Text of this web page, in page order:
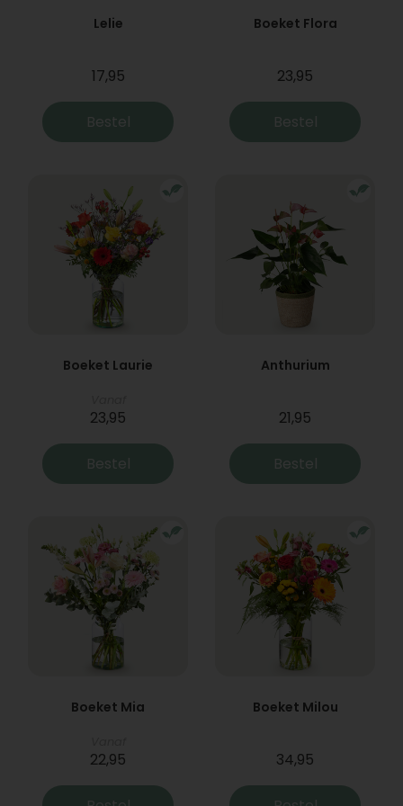
Lelie
17,95
Bestel
Boeket Flora
23,95
Bestel
Boeket Laurie
23,95
Bestel
Anthurium
21,95
Bestel
Boeket Mia
22,95
Boeket Milou
34,95